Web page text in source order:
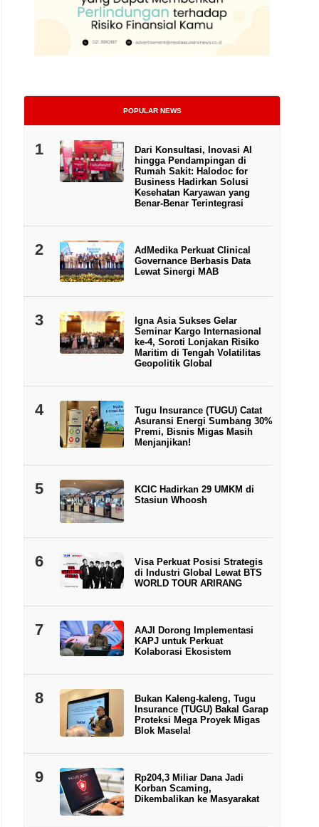
Bank Indonesia dan People’s Bank of China bersinergi menjaga
POPULAR NEWS
1
Dari Konsultasi, Inovasi AI
hingga Pendampingan di
Rumah Sakit: Halodoc for
Business Hadirkan Solusi
Kesehatan Karyawan yang
Benar-Benar Terintegrasi
2
AdMedika Perkuat Clinical
Governance Berbasis Data
Lewat Sinergi MAB
3
Igna Asia Sukses Gelar
Seminar Kargo Internasional
ke-4, Soroti Lonjakan Risiko
Maritim di Tengah Volatilitas
Geopolitik Global
4
Tugu Insurance (TUGU) Catat
Asuransi Energi Sumbang 30%
Premi, Bisnis Migas Masih
Menjanjikan!
5
KCIC Hadirkan 29 UMKM di
Stasiun Whoosh
6
Visa Perkuat Posisi Strategis
di Industri Global Lewat BTS
WORLD TOUR ARIRANG
7
AAJI Dorong Implementasi
KAPJ untuk Perkuat
Kolaborasi Ekosistem
8
Bukan Kaleng-kaleng, Tugu
Insurance (TUGU) Bakal Garap
Proteksi Mega Proyek Migas
Blok Masela!
9
Rp204,3 Miliar Dana Jadi
Korban Scaming,
Dikembalikan ke Masyarakat